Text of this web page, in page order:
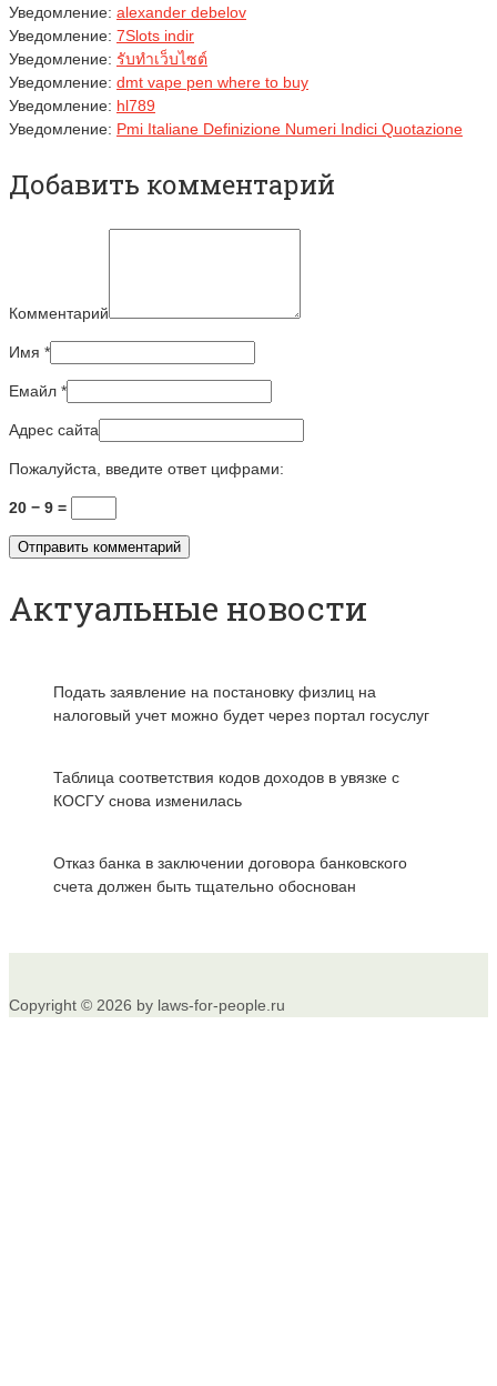
Уведомление: alexander debelov
Уведомление: 7Slots indir
Уведомление: รับทำเว็บไซต์
Уведомление: dmt vape pen where to buy
Уведомление: hl789
Уведомление: Pmi Italiane Definizione Numeri Indici Quotazione
Добавить комментарий
Комментарий
Имя *
Емайл *
Адрес сайта
Пожалуйста, введите ответ цифрами:
20 − 9 =
Актуальные новости
Подать заявление на постановку физлиц на
налоговый учет можно будет через портал госуслуг
Таблица соответствия кодов доходов в увязке с
КОСГУ снова изменилась
Отказ банка в заключении договора банковского
счета должен быть тщательно обоснован
Copyright © 2026 by laws-for-people.ru